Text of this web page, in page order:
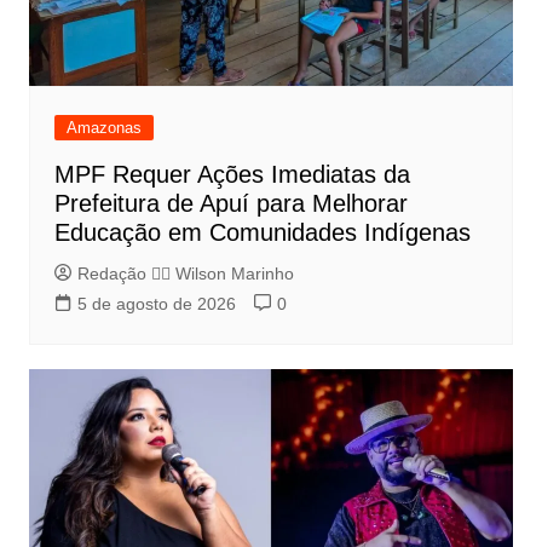
Amazonas
MPF Requer Ações Imediatas da
Prefeitura de Apuí para Melhorar
Educação em Comunidades Indígenas
Redação 👨‍⚖️​ Wilson Marinho
5 de agosto de 2026
0